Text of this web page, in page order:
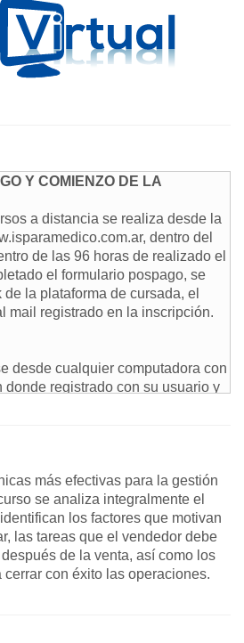
Y COMIENZO DE LA
a distancia se realiza desde la
dentro del
de las 96 horas de realizado el
el formulario pospago, se
la plataforma de cursada, el
mail registrado en la inscripción.
desde cualquier computadora con
donde registrado con su usuario y
La totalidad del curso es a
tiene que presentarse en ningún
ningún domicilio de cursada. El
un tutor, un soporte
con el docente y un foro de
de descarga,
más efectivas para la gestión
se analiza integralmente el
los factores que motivan
las tareas que el vendedor debe
de la venta, así como los
con éxito las operaciones.